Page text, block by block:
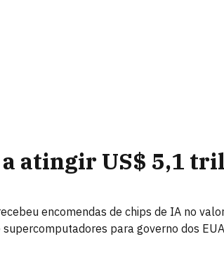
atingir US$ 5,1
encomendas de chips de IA no
para governo dos EUA